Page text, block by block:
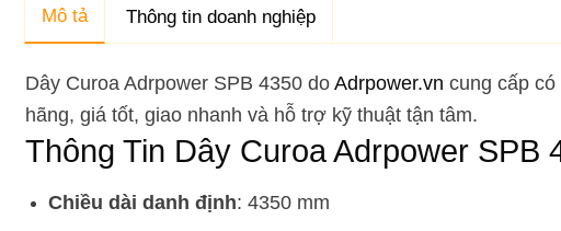
Mô tả Thông tin doanh nghiệp
Dây Curoa Adrpower SPB 4350 doAdrpower.vn cung cấp
hãng, giá tốt, giao nhanh và hỗ trợ kỹ thuật tận tâm.
Thông Tin Dây Curoa Adrpower SPB
Chiều dài danh định: 4350 mm